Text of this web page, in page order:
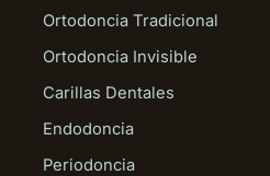
Ortodoncia Tradicional
Ortodoncia Invisible
Carillas Dentales
Endodoncia
Periodoncia